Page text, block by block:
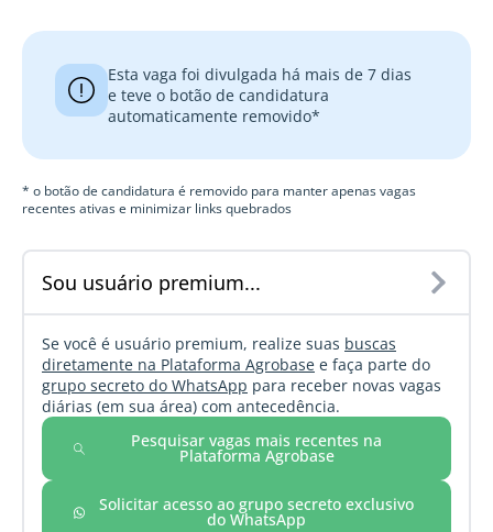
Esta vaga foi divulgada há mais de 7 dias
e teve o botão de candidatura
automaticamente removido*
* o botão de candidatura é removido para manter apenas vagas
recentes ativas e minimizar links quebrados
Sou usuário premium...
Se você é usuário premium, realize suas buscas
diretamente na Plataforma Agrobase e faça parte do
grupo secreto do WhatsApp para receber novas vagas
diárias (em sua área) com antecedência.
Pesquisar vagas mais recentes na
Plataforma Agrobase
Solicitar acesso ao grupo secreto exclusivo
do WhatsApp